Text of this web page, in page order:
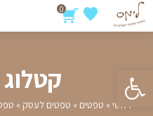
פתח סרגל נגישות
0
ראשי » טפטים » טפטים לעסק »